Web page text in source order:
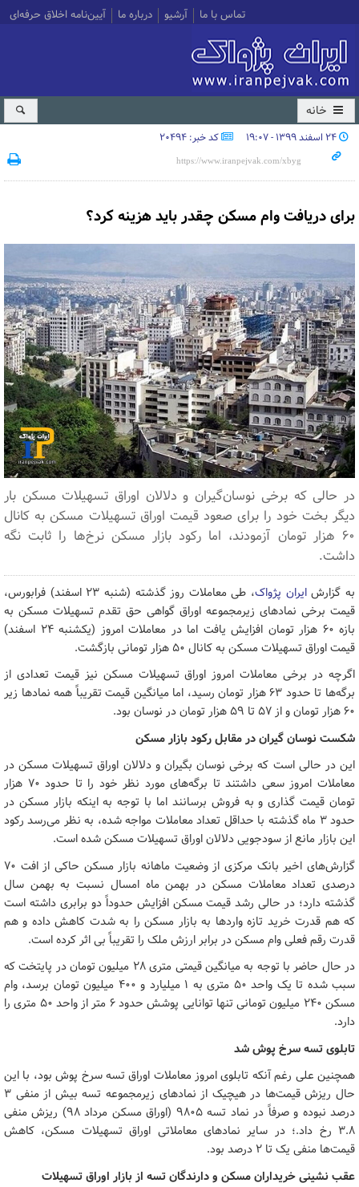
تماس با ما آرشیو درباره ما آیین‌نامه اخلاق حرفه‌ای
خانه
۲۴ اسفند ۱۳۹۹ - ۱۹:۰۷ کد خبر: 20494
برای دریافت وام مسکن چقدر باید هزینه کرد؟
در حالی که برخی نوسان‌گیران و دلالان اوراق تسهیلات مسکن بار
دیگر بخت خود را برای صعود قیمت اوراق تسهیلات مسکن به کانال
۶۰ هزار تومان آزمودند، اما رکود بازار مسکن نرخ‌ها را ثابت نگه
داشت.
به گزارشایران پژواک
، طی معاملات روز گذشته (شنبه ۲۳ اسفند) فرابورس،
قیمت برخی نمادهای زیرمجموعه اوراق گواهی حق تقدم تسهیلات مسکن به
بازه ۶۰ هزار تومان افزایش یافت اما در معاملات امروز (یکشنبه ۲۴ اسفند)
قیمت اوراق تسهیلات مسکن به کانال ۵۰ هزار تومانی بازگشت.
اگرچه در برخی معاملات امروز اوراق تسهیلات مسکن نیز قیمت تعدادی از
برگه‌ها تا حدود ۶۳ هزار تومان رسید، اما میانگین قیمت تقریباً همه نمادها زیر
۶۰ هزار تومان و از ۵۷ تا ۵۹ هزار تومان در نوسان بود.
شکست نوسان گیران در مقابل رکود بازار مسکن
این در حالی است که برخی نوسان بگیران و دلالان اوراق تسهیلات مسکن در
معاملات امروز سعی داشتند تا برگه‌های مورد نظر خود را تا حدود ۷۰ هزار
تومان قیمت گذاری و به فروش برسانند اما با توجه به اینکه بازار مسکن در
حدود ۳ ماه گذشته با حداقل تعداد معاملات مواجه شده، به نظر می‌رسد رکود
این بازار مانع از سودجویی دلالان اوراق تسهیلات مسکن شده است.
گزارش‌های اخیر بانک مرکزی از وضعیت ماهانه بازار مسکن حاکی از افت ۷۰
درصدی تعداد معاملات مسکن در بهمن ماه امسال نسبت به بهمن سال
گذشته دارد؛ در حالی رشد قیمت مسکن افزایش حدوداً دو برابری داشته است
که هم قدرت خرید تازه واردها به بازار مسکن را به شدت کاهش داده و هم
قدرت رقم فعلی وام مسکن در برابر ارزش ملک را تقریباً بی اثر کرده است.
در حال حاضر با توجه به میانگین قیمتی متری ۲۸ میلیون تومان در پایتخت که
سبب شده تا یک واحد ۵۰ متری به ۱ میلیارد و ۴۰۰ میلیون تومان برسد، وام
مسکن ۲۴۰ میلیون تومانی تنها توانایی پوشش حدود ۶ متر از واحد ۵۰ متری را
دارد.
تابلوی تسه سرخ پوش شد
همچنین علی رغم آنکه تابلوی امروز معاملات اوراق تسه سرخ پوش بود، با این
حال ریزش قیمت‌ها در هیچیک از نمادهای زیرمجموعه تسه بیش از منفی ۳
درصد نبوده و صرفاً در نماد تسه ۹۸۰۵ (اوراق مسکن مرداد ۹۸) ریزش منفی
۳.۸ رخ داد.؛ در سایر نمادهای معاملاتی اوراق تسهیلات مسکن، کاهش
قیمت‌ها منفی یک تا ۲ درصد بود.
عقب نشینی خریداران مسکن و دارندگان تسه از بازار اوراق تسهیلات